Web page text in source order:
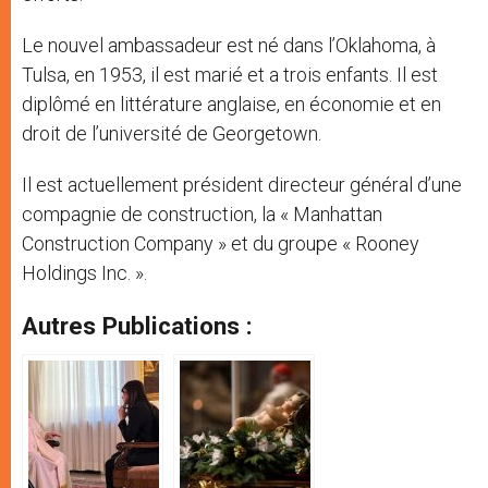
Le nouvel ambassadeur est né dans l’Oklahoma, à
Tulsa, en 1953, il est marié et a trois enfants. Il est
diplômé en littérature anglaise, en économie et en
droit de l’université de Georgetown.
Il est actuellement président directeur général d’une
compagnie de construction, la « Manhattan
Construction Company » et du groupe « Rooney
Holdings Inc. ».
Autres Publications :